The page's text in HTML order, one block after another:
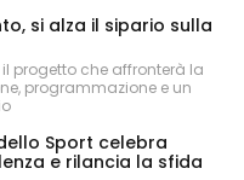
si alza il sipario sulla
il progetto che affronterà la
programmazione e un
Sport celebra
e rilancia la sfida